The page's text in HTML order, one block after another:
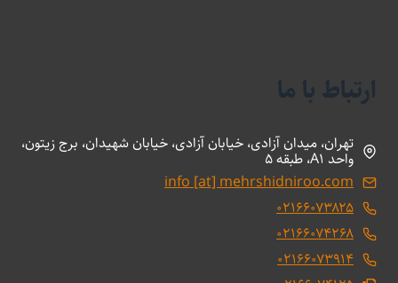
ارتباط با ما
تهران، میدان آزادی، خیابان آزادی، خیابان شهیدان، برج زیتون،
واحد A1، طبقه 5
info [at] mehrshidniroo.com
۰۲۱۶۶۰۷۳۸۲۵
۰۲۱۶۶۰۷۴۲۶۸
۰۲۱۶۶۰۷۳۹۱۴